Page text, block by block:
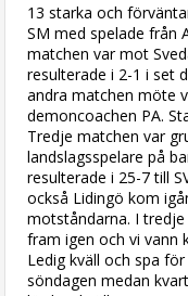
13 starka och
SM med spelade från
matchen var mot
resulterade i 2-1 i set
andra matchen möte
demoncoachen PA.
Tredje matchen var
landslagsspelare på
resulterade i 25-7 till
också Lidingö kom
motståndarna. I
fram igen och vi vann
Ledig kväll och spa
söndagen medan